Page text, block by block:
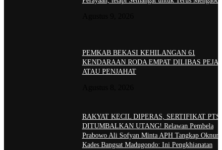
PEMKAB BEKASI KEHILANGAN 61
KENDARAAN RODA EMPAT DILIBAS
ATAU PENJAHAT
RAKYAT KECIL DIPERAS, SERTIFIKAT
DITUMBALKAN UTANG! Relawan Pembela
Prabowo Ali Sofyan Minta APH Tangkap Oknum
Kades Bangsat Madugondo: Ini Pengkhianatan